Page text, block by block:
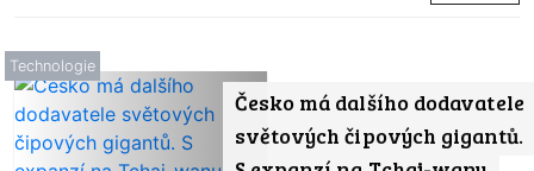
Česko má dalšího dodavatele
světových čipových gigantů.
Technologie